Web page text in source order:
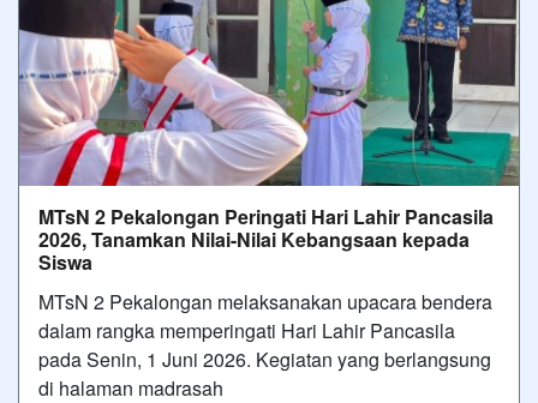
MTsN 2 Pekalongan Peringati Hari Lahir Pancasila
2026, Tanamkan Nilai-Nilai Kebangsaan kepada
Siswa
MTsN 2 Pekalongan melaksanakan upacara bendera
dalam rangka memperingati Hari Lahir Pancasila
pada Senin, 1 Juni 2026. Kegiatan yang berlangsung
di halaman madrasah